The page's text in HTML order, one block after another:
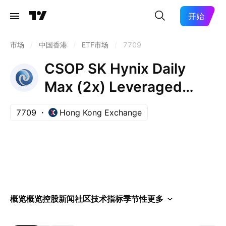
开始
市场 中国香港 ETF市场 7709
CSOP SK Hynix Daily
Max (2x) Leveraged
Product ETF
7709 Hong Kong Exchange
概览概览控股新闻社区技术指标季节性更多